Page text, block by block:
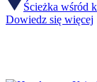
Ścieżka wśród
Dowiedz się więcej